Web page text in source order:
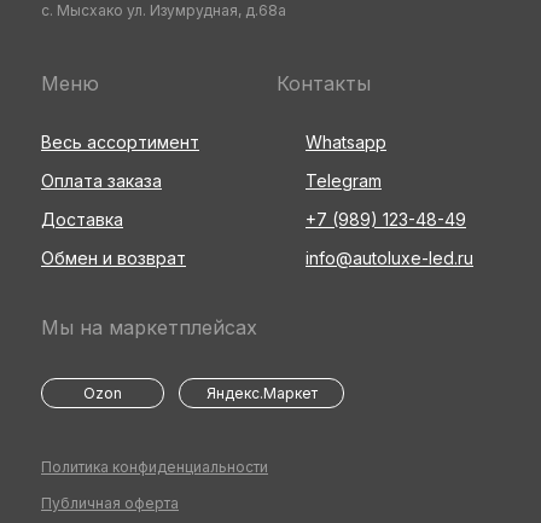
с. Мысхако ул. Изумрудная, д.68а
Политика конфиденциальности
Публичная оферта
Обмен и возврат
Доставка
Оплата заказа
info@autoluxe-led.ru
Меню
Мы на маркетплейсах
Контакты
+7 (989) 123-48-49
Telegram
Весь ассортимент Whatsapp
Ozon Яндекс.Маркет